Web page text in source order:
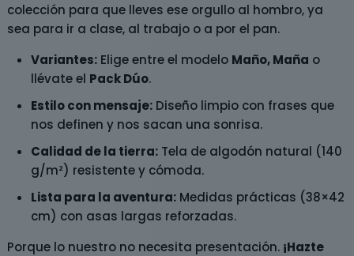
colección para que lleves ese orgullo al hombro, ya
sea para ir a clase, al trabajo o a por el pan.
Variantes:Elige entre el modelo Maño, Maña o
llévate el Pack Dúo.
Estilo con mensaje:Diseño limpio con frases que
nos definen y nos sacan una sonrisa.
Calidad de la tierra:Tela de algodón natural (140
g/m²) resistente y cómoda.
Lista para la aventura:Medidas prácticas (38×42
cm) con asas largas reforzadas.
Porque lo nuestro no necesita presentación. ¡Hazte